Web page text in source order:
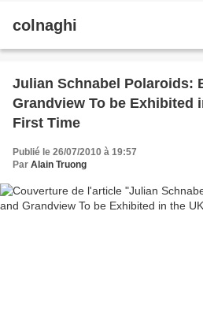
colnaghi
Julian Schnabel Polaroids:
Grandview To be Exhibited
First Time
Publié le 26/07/2010 à 19:57
Par Alain Truong